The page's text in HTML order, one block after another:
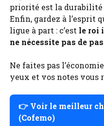
priorité est la durabilité
Enfin, gardez à l’esprit
ligue à part : c’est le roi
ne nécessite pas de
Ne faites pas
yeux et vos notes vous
👉 Voir le meilleur
(Cofemo)